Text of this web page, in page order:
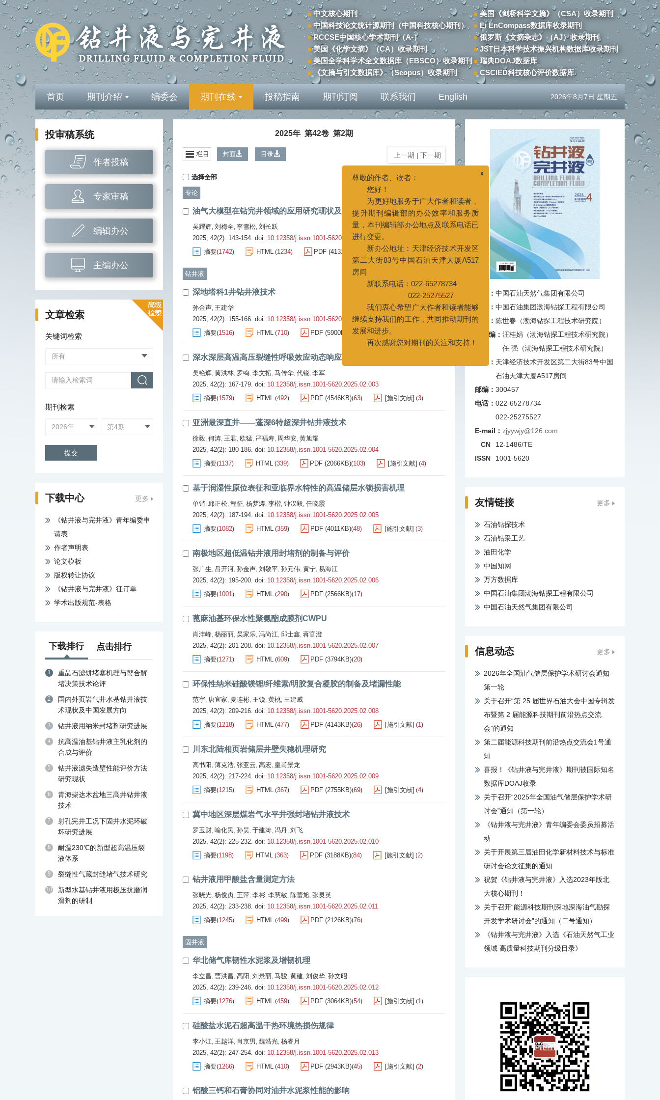
中文核心期刊
中国科技论文统计源期刊（中国科技核心期刊）
RCCSE中国核心学术期刊（A-）
美国《化学文摘》（CA）收录期刊
美国全学科学术全文数据库（EBSCO）收录期刊
《文摘与引文数据库》（Scopus）收录期刊
美国《剑桥科学文摘》（CSA）收录期刊
Ei EnCompass数据库收录期刊
俄罗斯《文摘杂志》（AJ）收录期刊
JST日本科学技术振兴机构数据库收录期刊
瑞典DOAJ数据库
CSCIED科技核心评价数据库
首页 期刊介绍 编委会 期刊在线 投稿指南 期刊订阅 联系我们 English 2026年8月7日 星期五
投审稿系统
作者投稿
专家审稿
编辑办公
主编办公
文章检索
关键词检索
期刊检索
下载中心 更多
《钻井液与完井液》青年编委申
请表
作者声明表
论文模板
版权转让协议
《钻井液与完井液》征订单
学术出版规范-表格
下载排行 点击排行
1
重晶石滤饼堵塞机理与螯合解
堵决策技术论评
2
国内外页岩气井水基钻井液技
术现状及中国发展方向
3 钻井液用纳米封堵剂研究进展
4
抗高温油基钻井液主乳化剂的
合成与评价
5
钻井液滤失造壁性能评价方法
研究现状
6
青海柴达木盆地三高井钻井液
技术
7
射孔完井工况下固井水泥环破
坏研究进展
8
耐温230℃的新型超高温压裂
液体系
9 裂缝性气藏封缝堵气技术研究
10
新型水基钻井液用极压抗磨润
滑剂的研制
2025年 第42卷 第2期
栏目 封面 目录 上一期 | 下一期
选择全部 显示方式:
专论
油气大模型在钻完井领域的应用研究现状及展望
吴耀辉, 刘梅全, 李雪松, 刘长跃
2025, 42(2): 143-154. doi: 10.12358/j.issn.1001-5620.2025.02.001
摘要(1742) HTML (1234) PDF (4131KB) 105) [施引文献](3)
钻井液
深地塔科1井钻井液技术
孙金声, 王建华
2025, 42(2): 155-166. doi: 10.12358/j.issn.1001-5620.2025.02.002
摘要(1516) HTML (710) PDF (5900KB) (171) [施引文献]
深水深层高温高压裂缝性呼吸效应动态响应特征
吴艳辉, 黄洪林, 罗鸣, 李文拓, 马传华, 代锐, 李军
2025, 42(2): 167-179. doi: 10.12358/j.issn.1001-5620.2025.02.003
摘要(1579) HTML (492) PDF (4546KB)(63) [施引文献] (3)
亚洲最深直井——蓬深6特超深井钻井液技术
徐毅, 何涛, 王君, 欧猛, 严福寿, 周华安, 黄旭耀
2025, 42(2): 180-186. doi: 10.12358/j.issn.1001-5620.2025.02.004
摘要(1137) HTML (339) PDF (2066KB)(103) [施引文献] (4)
基于润湿性原位表征和亚临界水特性的高温储层水锁损害机理
单锴, 邱正松, 程征, 杨梦涛, 李楷, 钟汉毅, 任晓霞
2025, 42(2): 187-194. doi: 10.12358/j.issn.1001-5620.2025.02.005
摘要(1082) HTML (359) PDF (4011KB)(48) [施引文献] (3)
南极地区超低温钻井液用封堵剂的制备与评价
张广生, 吕开河, 孙金声, 刘敬平, 孙元伟, 黄宁, 易海江
2025, 42(2): 195-200. doi: 10.12358/j.issn.1001-5620.2025.02.006
摘要(1001) HTML (290) PDF (2566KB)(17)
蓖麻油基环保水性聚氨酯成膜剂CWPU
肖沣峰, 杨丽丽, 吴家乐, 冯尚江, 邱士鑫, 蒋官澄
2025, 42(2): 201-208. doi: 10.12358/j.issn.1001-5620.2025.02.007
摘要(1271) HTML (609) PDF (3794KB)(20)
环保性纳米硅酸镁锂/纤维素/明胶复合凝胶的制备及堵漏性能
范宇, 唐宜家, 夏连彬, 王锐, 黄桃, 王建威
2025, 42(2): 209-216. doi: 10.12358/j.issn.1001-5620.2025.02.008
摘要(1218) HTML (477) PDF (4143KB)(26) [施引文献] (1)
川东北陆相页岩储层井壁失稳机理研究
高书阳 , 薄克浩, 张亚云, 高宏, 皇甫景龙
2025, 42(2): 217-224. doi: 10.12358/j.issn.1001-5620.2025.02.009
摘要(1215) HTML (367) PDF (2755KB)(69) [施引文献] (4)
冀中地区深层煤岩气水平井强封堵钻井液技术
罗玉财, 喻化民, 孙昊, 于建涛, 冯丹, 刘飞
2025, 42(2): 225-232. doi: 10.12358/j.issn.1001-5620.2025.02.010
摘要(1198) HTML (363) PDF (3188KB)(84) [施引文献] (2)
钻井液用甲酸盐含量测定方法
张晓光, 杨俊贞, 王萍, 李彬, 李慧敏, 陈蕾旭, 张灵英
2025, 42(2): 233-238. doi: 10.12358/j.issn.1001-5620.2025.02.011
摘要(1245) HTML (499) PDF (2126KB)(76)
固井液
华北储气库韧性水泥浆及增韧机理
李立昌, 曹洪昌, 高阳 , 刘景丽, 马骏, 黄建, 刘俊华, 孙文昭
2025, 42(2): 239-246. doi: 10.12358/j.issn.1001-5620.2025.02.012
摘要(1276) HTML (459) PDF (3064KB)(54) [施引文献] (1)
硅酸盐水泥石超高温干热环境热损伤规律
李小江, 王越洋, 肖京男 , 魏浩光, 杨睿月
2025, 42(2): 247-254. doi: 10.12358/j.issn.1001-5620.2025.02.013
摘要(1266) HTML (410) PDF (2943KB)(45) [施引文献] (2)
铝酸三钙和石膏协同对油井水泥浆性能的影响
主管： 中国石油天然气集团有限公司
主办： 中国石油集团渤海钻探工程有限公司
主编： 陈世春（渤海钻探工程技术研究院）
副主编： 汪桂娟（渤海钻探工程技术研究院）
任 强（渤海钻探工程技术研究院）
地址： 天津经济技术开发区第二大街83号中国
石油天津大厦A517房间
邮编： 300457
电话： 022-65278734
022-25275527
E-mail： zjyywjy@126.com
CN
12-1486/TE
ISSN
1001-5620
友情链接 更多
石油钻探技术
石油钻采工艺
油田化学
中国知网
万方数据库
中国石油集团渤海钻探工程有限公司
中国石油天然气集团有限公司
信息动态 更多
2026年全国油气储层保护学术研讨会通知-
第一轮
关于召开“第 25 届世界石油大会中国专辑发
布暨第 2 届能源科技期刊前沿热点交流
会”的通知
第二届能源科技期刊前沿热点交流会1号通
知
喜报！《钻井液与完井液》期刊被国际知名
数据库DOAJ收录
关于召开“2025年全国油气储层保护学术研
讨会”通知（第一轮）
《钻井液与完井液》青年编委会委员招募活
动
关于开展第三届油田化学新材料技术与标准
研讨会论文征集的通知
祝贺《钻井液与完井液》入选2023年版北
大核心期刊！
关于召开“能源科技期刊深地深海油气勘探
开发学术研讨会”的通知（二号通知）
《钻井液与完井液》入选《石油天然气工业
领域 高质量科技期刊分级目录》
x
尊敬的作者、读者：
为更好地服务于广大作者和读者，
量，本刊编辑部办公地点及联系电话已
进行变更。
新办公地址：天津经济技术开发区
第二大街83号中国石油天津大厦A517
房间
新联系电话：022-65278734
我们衷心希望广大作者和读者能够
发展和进步。
再次感谢您对期刊的关注和支持！